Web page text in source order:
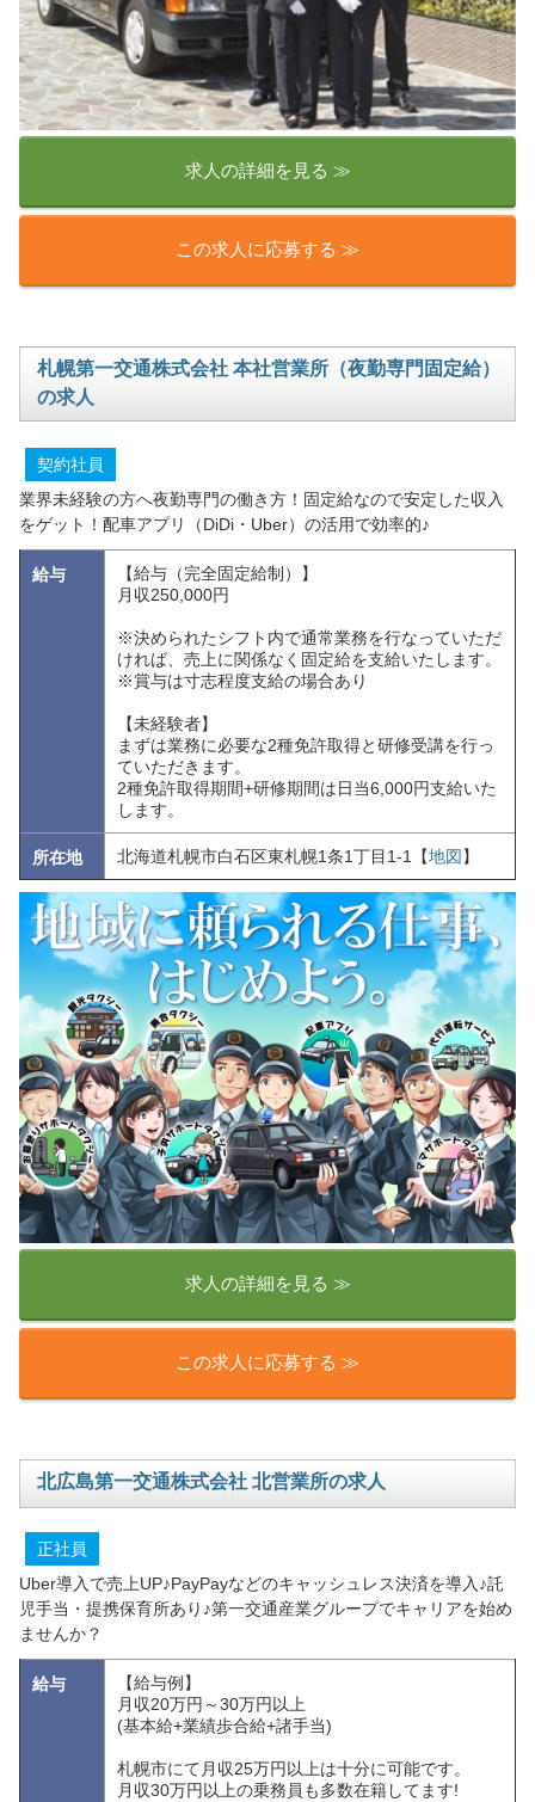
求人の詳細を見る ≫
この求人に応募する ≫
札幌第一交通株式会社 本社営業所（夜勤専門固定給）
の求人
契約社員
業界未経験の方へ夜勤専門の働き方！固定給なので安定した収入
をゲット！配車アプリ（DiDi・Uber）の活用で効率的♪
給与
【給与（完全固定給制）】
月収250,000円
※決められたシフト内で通常業務を行なっていただ
ければ、売上に関係なく固定給を支給いたします。
※賞与は寸志程度支給の場合あり
【未経験者】
まずは業務に必要な2種免許取得と研修受講を行っ
ていただきます。
2種免許取得期間+研修期間は日当6,000円支給いた
します。
所在地 北海道札幌市白石区東札幌1条1丁目1-1【地図 】
求人の詳細を見る ≫
この求人に応募する ≫
北広島第一交通株式会社 北営業所の求人
正社員
Uber導入で売上UP♪PayPayなどのキャッシュレス決済を導入♪託
児手当・提携保育所あり♪第一交通産業グループでキャリアを始め
ませんか？
給与
【給与例】
月収20万円～30万円以上
(基本給+業績歩合給+諸手当)
札幌市にて月収25万円以上は十分に可能です。
月収30万円以上の乗務員も多数在籍してます!